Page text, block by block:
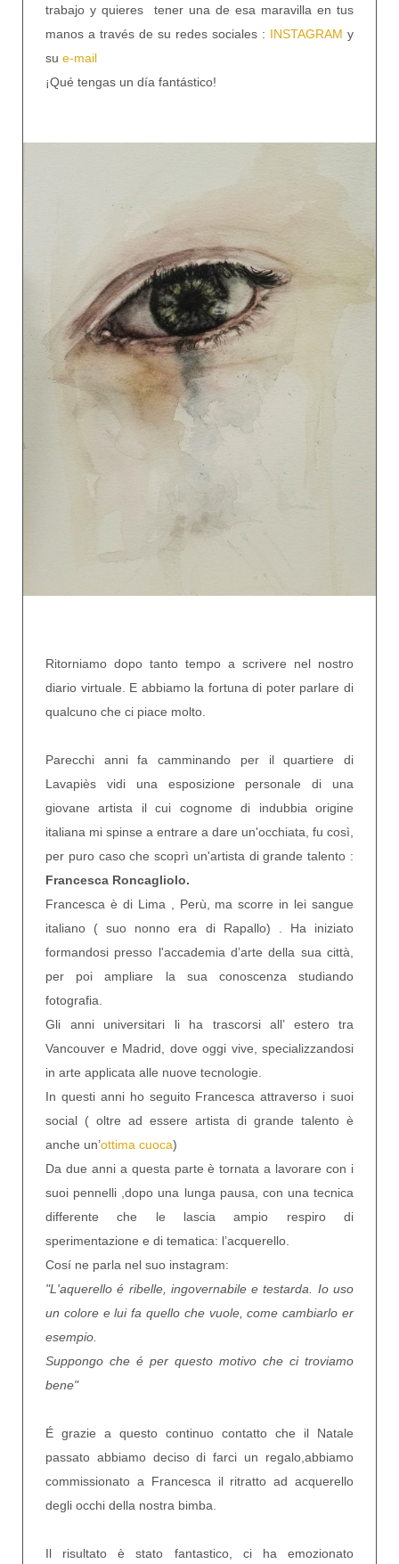
trabajo y quieres tener una de esa maravilla en tus
manos a través de su redes sociales : INSTAGRAM y
su e-mail
¡Qué tengas un día fantástico!
Ritorniamo dopo tanto tempo a scrivere nel nostro
diario virtuale. E abbiamo la fortuna di poter parlare di
qualcuno che ci piace molto.
Parecchi anni fa camminando per il quartiere di
Lavapiès vidi una esposizione personale di una
giovane artista il cui cognome di indubbia origine
italiana mi spinse a entrare a dare un'occhiata, fu così,
per puro caso che scoprì un'artista di grande talento :
Francesca Roncagliolo.
Francesca è di Lima , Perù, ma scorre in lei sangue
italiano ( suo nonno era di Rapallo) . Ha iniziato
formandosi presso l'accademia d’arte della sua città,
per poi ampliare la sua conoscenza studiando
fotografia.
Gli anni universitari li ha trascorsi all’ estero tra
Vancouver e Madrid, dove oggi vive, specializzandosi
in arte applicata alle nuove tecnologie.
In questi anni ho seguito Francesca attraverso i suoi
social ( oltre ad essere artista di grande talento è
anche un’ottima cuoca)
Da due anni a questa parte è tornata a lavorare con i
suoi pennelli ,dopo una lunga pausa, con una tecnica
differente che le lascia ampio respiro di
sperimentazione e di tematica: l’acquerello.
Cosí ne parla nel suo instagram:
"L'aquerello é ribelle, ingovernabile e testarda. Io uso
un colore e lui fa quello che vuole, come cambiarlo er
esempio.
Suppongo che é per questo motivo che ci troviamo
bene"
É grazie a questo continuo contatto che il Natale
passato abbiamo deciso di farci un regalo,abbiamo
commissionato a Francesca il ritratto ad acquerello
degli occhi della nostra bimba.
Il risultato è stato fantastico, ci ha emozionato